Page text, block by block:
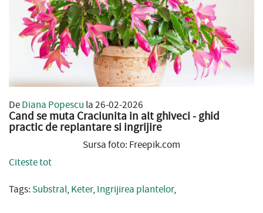
DeDiana Popescu la 26-02-2026
Cand se muta Craciunita in alt ghiveci - ghid
practic de replantare si ingrijire
Sursa foto: Freepik.com
Citeste tot
Tags: Substral,Keter,Ingrijirea plantelor,